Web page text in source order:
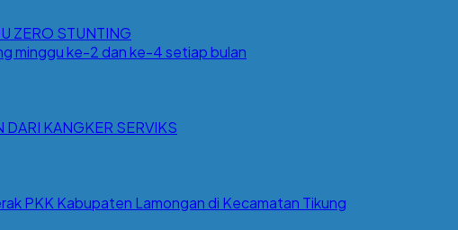
ZERO STUNTING
minggu ke-2 dan ke-4 setiap bulan
DARI KANGKER SERVIKS
PKK Kabupaten Lamongan di Kecamatan Tikung